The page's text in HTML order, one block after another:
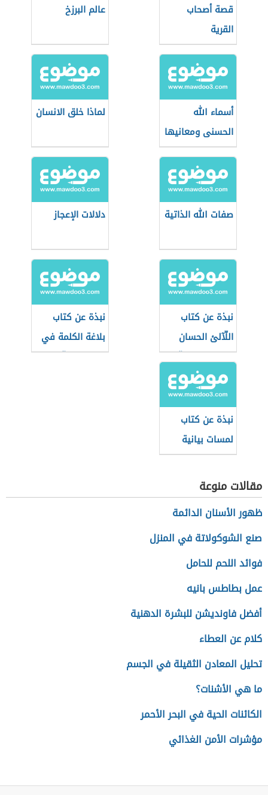
قصة أصحاب
القرية
عالم البرزخ
أسماء الله
الحسنى ومعانيها
لماذا خلق الانسان
صفات الله الذاتية دلالات الإعجاز
نبذة عن كتاب
اللّآلئ الحسان
في علوم القرآن
نبذة عن كتاب
بلاغة الكلمة في
التعبير القرآني
نبذة عن كتاب
لمسات بيانية
لفاضل السامرائي
مقالات منوعة
ظهور الأسنان الدائمة
صنع الشوكولاتة في المنزل
فوائد اللحم للحامل
عمل بطاطس بانيه
أفضل فاونديشن للبشرة الدهنية
كلام عن العطاء
تحليل المعادن الثقيلة في الجسم
ما هي الأشنات؟
الكائنات الحية في البحر الأحمر
مؤشرات الأمن الغذائي